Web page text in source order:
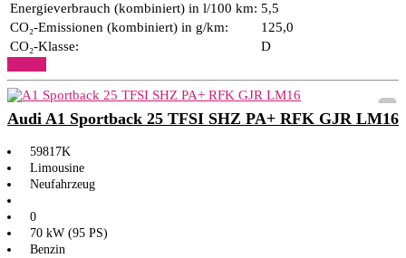
Energieverbrauch (kombiniert) in l/100 km: 5,5
CO₂-Emissionen (kombiniert) in g/km:
125,0
CO₂-Klasse:
D
Audi A1 Sportback 25 TFSI SHZ PA+ RFK GJR LM16
59817K
Limousine
Neufahrzeug
0
70 kW (95 PS)
Benzin